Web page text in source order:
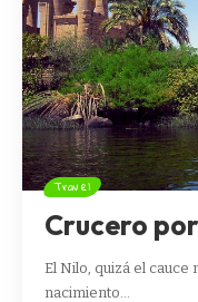
Travel
Crucero
El Nilo, quizá el
nacimiento…